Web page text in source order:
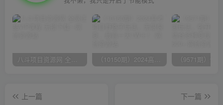
八斗项目资源网 全网正品VIP课程 无损下载~ （10150期）2024高考项目野路子玩法，无限裂变，最高一天1W＋！
上一篇
下一篇